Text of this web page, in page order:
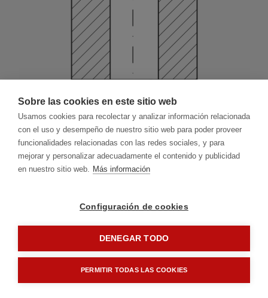
2.1 Ø del orificio
Sobre las cookies en este sitio web
Usamos cookies para recolectar y analizar información relacionada
con el uso y desempeño de nuestro sitio web para poder proveer
funcionalidades relacionadas con las redes sociales, y para
mejorar y personalizar adecuadamente el contenido y publicidad
en nuestro sitio web. Más información
Configuración de cookies
DENEGAR TODO
PERMITIR TODAS LAS COOKIES